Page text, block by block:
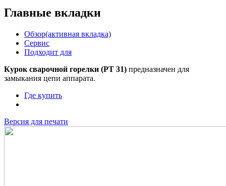
Главные вкладки
Обзор(активная вкладка)
Сервис
Подходит для
Курок сварочной горелки (PT 31) предназначен для
замыкания цепи аппарата.
Где купить
Версия для печати